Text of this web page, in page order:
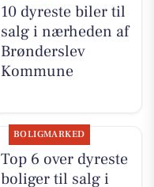
10 dyreste biler til
salg i nærheden af
Brønderslev
Kommune
BOLIGMARKED
Top 6 over dyreste
boliger til salg i